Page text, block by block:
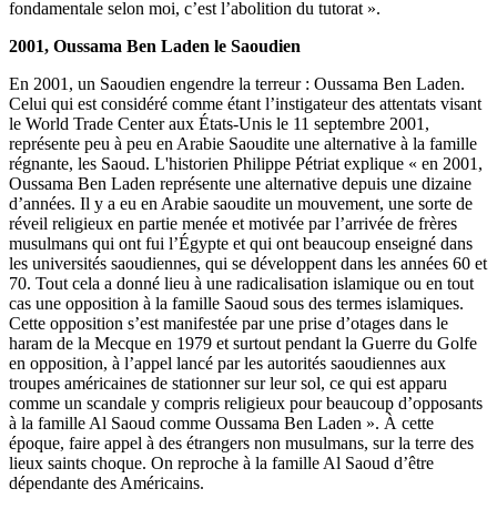
fondamentale selon moi, c’est l’abolition du tutorat ».
2001, Oussama Ben Laden le Saoudien
En 2001, un Saoudien engendre la terreur : Oussama Ben Laden.
Celui qui est considéré comme étant l’instigateurdes attentats visant
le World Trade Center aux États-Unis le 11 septembre 2001 ,
représente peu à peu en Arabie Saoudite une alternative à la famille
régnante, les Saoud. L'historien Philippe Pétriat explique « en 2001,
Oussama Ben Laden représente une alternative depuis une dizaine
d’années. Il y a eu en Arabie saoudite un mouvement, une sorte de
réveil religieux en partie menée et motivée par l’arrivée de frères
musulmans qui ont fui l’Égypte et qui ont beaucoup enseigné dans
les universités saoudiennes, qui se développent dans les années 60 et
70. Tout cela a donné lieu à une radicalisation islamique ou en tout
cas une opposition à la famille Saoud sous des termes islamiques.
Cette opposition s’est manifestée parune prise d’otages dans le
haram de la Mecque en 1979 et surtout pendant la Guerre du Golfe
en opposition, à l’appel lancé par les autorités saoudiennes aux
troupes américaines de stationner sur leur sol, ce qui est apparu
comme un scandale y compris religieux pour beaucoup d’opposants
à la famille Al Saoud comme Oussama Ben Laden ». À cette
époque, faire appel à des étrangers non musulmans, sur la terre des
lieux saints choque. On reproche à la famille Al Saoud d’être
dépendante des Américains.